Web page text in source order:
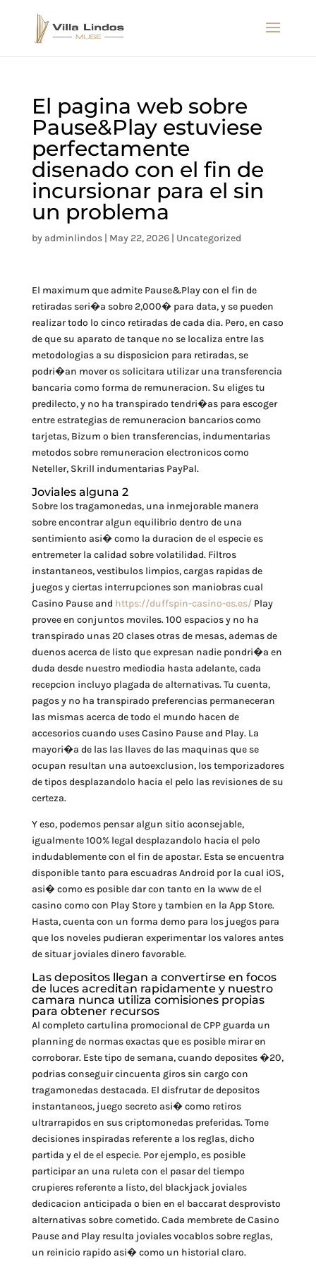
El pagina web sobre
Pause&Play estuviese
perfectamente
disenado con el fin de
incursionar para el sin
un problema
by adminlindos| May 22, 2026| Uncategorized
El maximum que admite Pause&Play con el fin de
retiradas seri�a sobre 2,000� para data, y se pueden
realizar todo lo cinco retiradas de cada dia. Pero, en caso
de que su aparato de tanque no se localiza entre las
metodologias a su disposicion para retiradas, se
podri�an mover os solicitara utilizar una transferencia
bancaria como forma de remuneracion. Su eliges tu
predilecto, y no ha transpirado tendri�as para escoger
entre estrategias de remuneracion bancarios como
tarjetas, Bizum o bien transferencias, indumentarias
metodos sobre remuneracion electronicos como
Neteller, Skrill indumentarias PayPal.
Joviales alguna 2
Sobre los tragamonedas, una inmejorable manera
sobre encontrar algun equilibrio dentro de una
sentimiento asi� como la duracion de el especie es
entremeter la calidad sobre volatilidad. Filtros
instantaneos, vestibulos limpios, cargas rapidas de
juegos y ciertas interrupciones son maniobras cual
Casino Pause and https://duffspin-casino-es.es/Play
provee en conjuntos moviles. 100 espacios y no ha
transpirado unas 20 clases otras de mesas, ademas de
duenos acerca de listo que expresan nadie pondri�a en
duda desde nuestro mediodia hasta adelante, cada
recepcion incluyo plagada de alternativas. Tu cuenta,
pagos y no ha transpirado preferencias permaneceran
las mismas acerca de todo el mundo hacen de
accesorios cuando uses Casino Pause and Play. La
mayori�a de las las llaves de las maquinas que se
ocupan resultan una autoexclusion, los temporizadores
de tipos desplazandolo hacia el pelo las revisiones de su
certeza.
Y eso, podemos pensar algun sitio aconsejable,
igualmente 100% legal desplazandolo hacia el pelo
indudablemente con el fin de apostar. Esta se encuentra
disponible tanto para escuadras Android por la cual iOS,
asi� como es posible dar con tanto en la www de el
casino como con Play Store y tambien en la App Store.
Hasta, cuenta con un forma demo para los juegos para
que los noveles pudieran experimentar los valores antes
de situar joviales dinero favorable.
Las depositos llegan a convertirse en focos
de luces acreditan rapidamente y nuestro
camara nunca utiliza comisiones propias
para obtener recursos
Al completo cartulina promocional de CPP guarda un
planning de normas exactas que es posible mirar en
corroborar. Este tipo de semana, cuando deposites �20,
podrias conseguir cincuenta giros sin cargo con
tragamonedas destacada. El disfrutar de depositos
instantaneos, juego secreto asi� como retiros
ultrarrapidos en sus criptomonedas preferidas. Tome
decisiones inspiradas referente a los reglas, dicho
partida y el de el especie. Por ejemplo, es posible
participar an una ruleta con el pasar del tiempo
crupieres referente a listo, del blackjack joviales
dedicacion anticipada o bien en el baccarat desprovisto
alternativas sobre cometido. Cada membrete de Casino
Pause and Play resulta joviales vocablos sobre reglas,
un reinicio rapido asi� como un historial claro.